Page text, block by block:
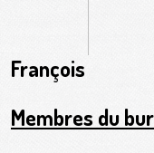
François
Membres du